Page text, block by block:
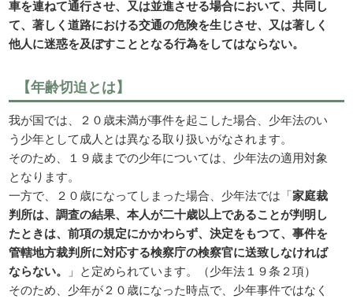
車を連ねて通行させ、又は並進させる場合において、共同し
て、著しく道路における交通の危険を生じさせ、又は著しく
他人に迷惑を及ぼすこととなる行為をしてはならない。
【年齢切迫とは】
我が国では、２０歳未満が事件を起こした場合、少年法のい
う少年として成人とは異なる取り扱いがなされます。
そのため、１９歳までの少年については、少年法の適用対象
となります。
一方で、２０歳になってしまった場合、少年法では「家庭裁
判所は、調査の結果、本人が二十歳以上であることが判明し
たときは、前項の規定にかかわらず、決定をもつて、事件を
管轄地方裁判所に対応する検察庁の検察官に送致しなければ
ならない。
」と定められています。（少年法１９条２項）
そのため、少年が２０歳になった時点で、少年事件ではなく